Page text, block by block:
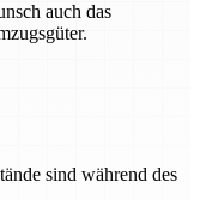
auch das
sind während des